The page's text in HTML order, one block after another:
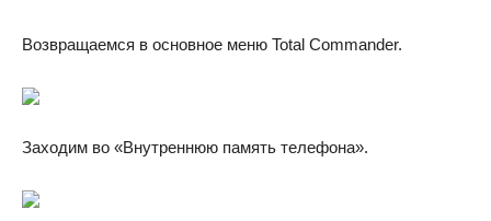
Возвращаемся в основное меню Total Commander.
Заходим во «Внутреннюю память телефона».